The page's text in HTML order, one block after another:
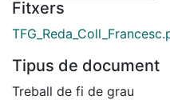
Fitxers
Tipus de document
Treball de fi de grau